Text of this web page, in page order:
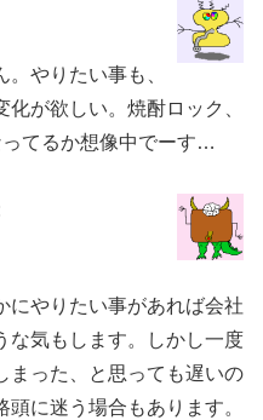
やりたい事も、
が欲しい。焼酎ロック、
てるか想像中でーす…
にやりたい事があれば会社
な気もします。しかし一度
まった、と思っても遅いの
に迷う場合もあります。